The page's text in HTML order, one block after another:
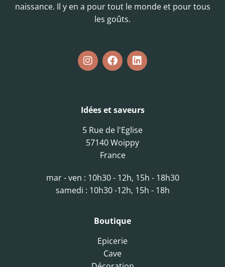
naissance. Il y en a pour tout le monde et pour tous
les goûts.
Idées et saveurs
5 Rue de l'Eglise
57140 Woippy
France
mar - ven : 10h30 - 12h, 15h - 18h30
samedi : 10h30 -12h, 15h - 18h
Boutique
Epicerie
Cave